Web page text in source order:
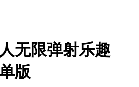
无限弹射乐趣
版